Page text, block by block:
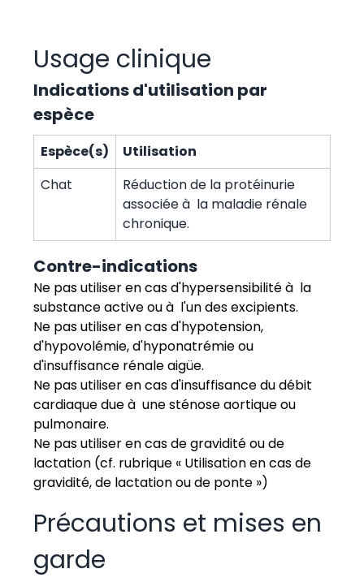
Usage clinique
Indications d'utilisation par
espèce
Espèce(s)
Utilisation
Chat
Réduction de la protéinurie
associée à la maladie rénale
chronique.
Contre-indications
Ne pas utiliser en cas d'hypersensibilité à la
substance active ou à l'un des excipients.
Ne pas utiliser en cas d'hypotension,
d'hypovolémie, d'hyponatrémie ou
d'insuffisance rénale aigüe.
Ne pas utiliser en cas d'insuffisance du débit
cardiaque due à une sténose aortique ou
pulmonaire.
Ne pas utiliser en cas de gravidité ou de
lactation (cf. rubrique « Utilisation en cas de
gravidité, de lactation ou de ponte »)
Précautions et mises en
garde